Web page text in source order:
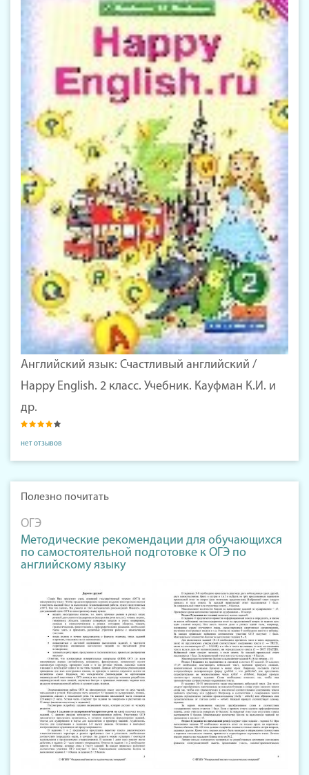
Английский язык: Счастливый английский /
Happy English. 2 класс. Учебник. Кауфман К.И. и
др.
нет отзывов
Полезно почитать
ОГЭ
Методические рекомендации для обучающихся
по самостоятельной подготовке к ОГЭ по
английскому языку